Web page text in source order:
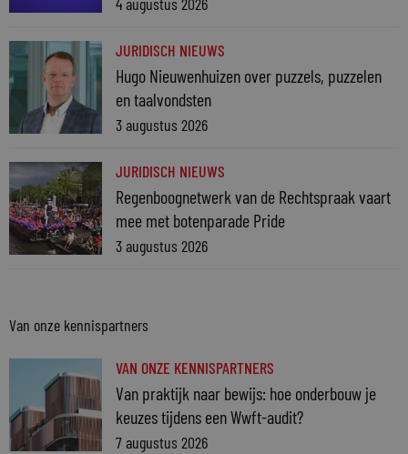
JURIDISCH NIEUWS
Hugo Nieuwenhuizen over puzzels, puzzelen
en taalvondsten
3 augustus 2026
JURIDISCH NIEUWS
Regenboognetwerk van de Rechtspraak vaart
mee met botenparade Pride
3 augustus 2026
Van onze kennispartners
VAN ONZE KENNISPARTNERS
Van praktijk naar bewijs: hoe onderbouw je
keuzes tijdens een Wwft-audit?
7 augustus 2026